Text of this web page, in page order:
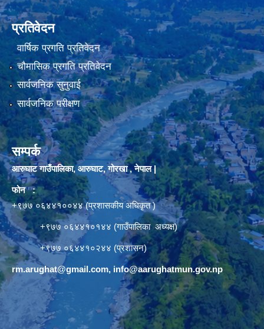
प्रतिवेदन
वार्षिक प्रगति प्रतिवेदन
चौमासिक प्रगति प्रतिवेदन
सार्वजनिक सुनुवाई
सार्वजनिक परीक्षण
सम्पर्क
आरुघाट गाउँपालिका, आरुघाट, गोरखा , नेपाल |
फोन :
+९७७ ०६४४१००४४ (प्रशासकीय अधिकृत )
+९७७ ०६४४१०१४४ (गाउँपालिका अध्यक्ष)
+९७७ ०६४४१०२४४ (प्रशासन)
rm.arughat@gmail.com, info@aarughatmun.gov.np